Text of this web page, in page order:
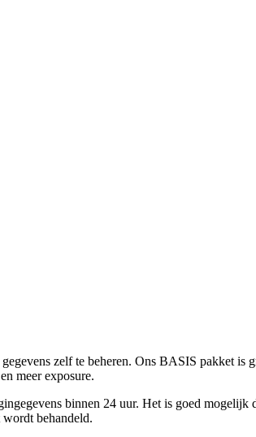
zelf te beheren. Ons BASIS pakket is
meer exposure.
binnen 24 uur. Het is goed
wordt behandeld.